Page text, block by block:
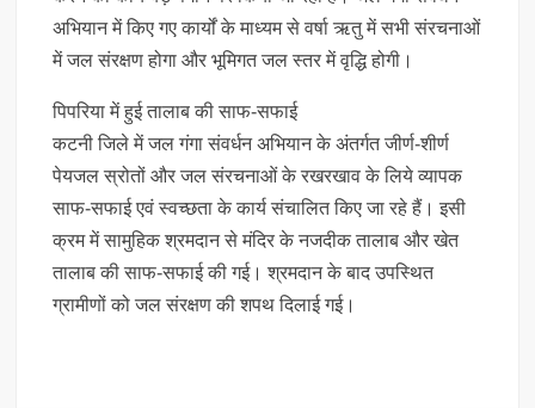
अभियान में किए गए कार्यों के माध्यम से वर्षा ऋतु में सभी संरचनाओं
में जल संरक्षण होगा और भूमिगत जल स्तर में वृद्धि होगी।
पिपरिया में हुई तालाब की साफ-सफाई
कटनी जिले में जल गंगा संवर्धन अभियान के अंतर्गत जीर्ण-शीर्ण
पेयजल स्रोतों और जल संरचनाओं के रखरखाव के लिये व्यापक
साफ-सफाई एवं स्वच्छता के कार्य संचालित किए जा रहे हैं। इसी
क्रम में सामुहिक श्रमदान से मंदिर के नजदीक तालाब और खेत
तालाब की साफ-सफाई की गई। श्रमदान के बाद उपस्थित
ग्रामीणों को जल संरक्षण की शपथ दिलाई गई।